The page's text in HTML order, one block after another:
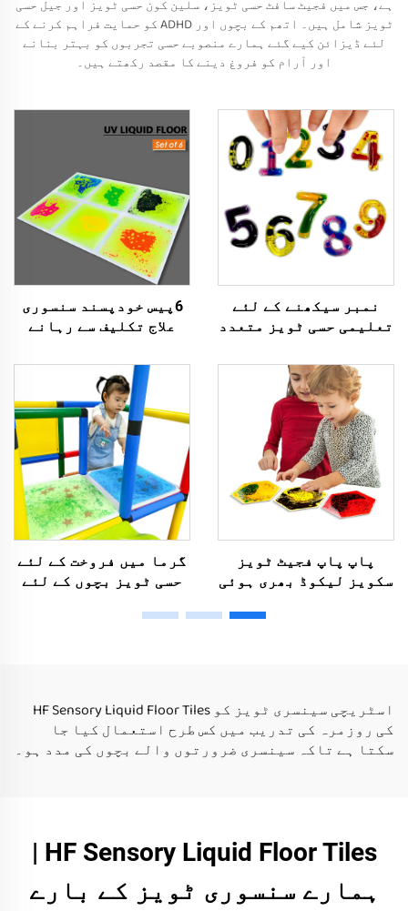
ہے، جس میں فجیٹ سافٹ حسی ٹویز، سلین کون حسی ٹویز اور جیل حسی
ٹویز شامل ہیں۔ اتھم کے بچوں اور ADHD کو حمایت فراہم کرنے کے
لئے ڈیزائن کیے گئے ہمارے منصوبے حسی تجربوں کو بہتر بنانے
اور آرام کو فروغ دینے کا مقصد رکھتے ہیں۔
نمبر سیکھنے کے لئے
تعلیمی حسی ٹویز متعدد
اتیسم والے کے لئے
6پیس خودپسند سنسوری
علاج تکلیف سے رہانے
سنسوری میٹ سنسوری
کھیلوں خاص ضرورتیں
والے بچوں کے لئے
خودپسند
پاپ پاپ فجیٹ ٹویز
سکویز لیکوڈ بھری ہوئی
تجربہ روم سنسوری ٹویز
گرما میں فروخت کے لئے
حسی ٹویز بچوں کے لئے
کینڈرگارڈن کے لئے،
اسٹریچی سینسری ٹویز کو HF Sensory Liquid Floor Tiles
کی روزمرہ کی تدریب میں کس طرح استعمال کیا جا
سکتا ہے تاکہ سینسری ضرورتوں والے بچوں کی مدد ہو۔
HF Sensory Liquid Floor Tiles |
ہمارے سنسوری ٹویز کے بارے